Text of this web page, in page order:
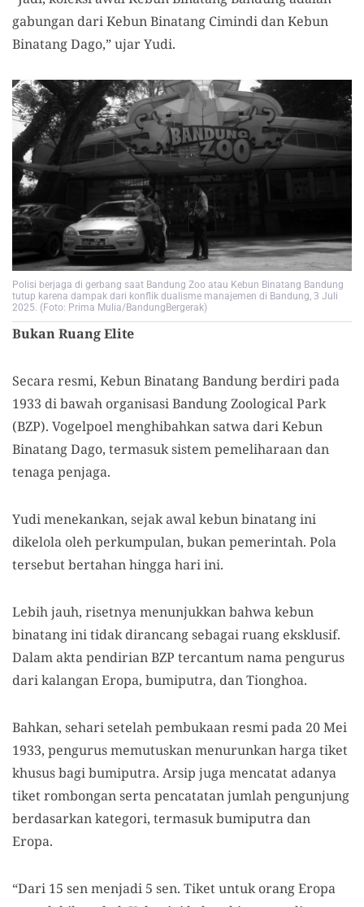
gabungan dari Kebun Binatang Cimindi dan Kebun
Binatang Dago,” ujar Yudi.
Polisi berjaga di gerbang saat Bandung Zoo atau Kebun Binatang Bandung
tutup karena dampak dari konflik dualisme manajemen di Bandung, 3 Juli
2025. (Foto: Prima Mulia/BandungBergerak)
Bukan Ruang Elite
Secara resmi, Kebun Binatang Bandung berdiri pada
1933 di bawah organisasi Bandung Zoological Park
(BZP). Vogelpoel menghibahkan satwa dari Kebun
Binatang Dago, termasuk sistem pemeliharaan dan
tenaga penjaga.
Yudi menekankan, sejak awal kebun binatang ini
dikelola oleh perkumpulan, bukan pemerintah. Pola
tersebut bertahan hingga hari ini.
Lebih jauh, risetnya menunjukkan bahwa kebun
binatang ini tidak dirancang sebagai ruang eksklusif.
Dalam akta pendirian BZP tercantum nama pengurus
dari kalangan Eropa, bumiputra, dan Tionghoa.
Bahkan, sehari setelah pembukaan resmi pada 20 Mei
1933, pengurus memutuskan menurunkan harga tiket
khusus bagi bumiputra. Arsip juga mencatat adanya
tiket rombongan serta pencatatan jumlah pengunjung
berdasarkan kategori, termasuk bumiputra dan
Eropa.
“Dari 15 sen menjadi 5 sen. Tiket untuk orang Eropa